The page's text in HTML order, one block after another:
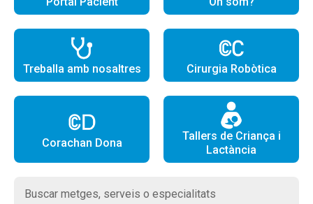
Treballa amb nosaltres Cirurgia Robòtica
Corachan Dona
Tallers de Criança i
Lactància
Buscar metges, serveis o especialitats